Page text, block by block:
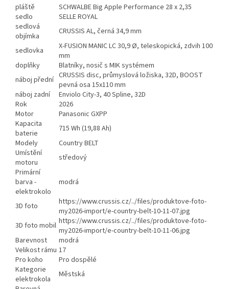
pláště
SCHWALBE Big Apple Performance 28 x 2,35
sedlo
SELLE ROYAL
sedlová
objímka
CRUSSIS AL, černá 34,9 mm
sedlovka
X-FUSION MANIC LC 30,9 Ø, teleskopická, zdvih 100
mm
doplňky
Blatníky, nosič s MIK systémem
náboj přední CRUSSIS disc, průmyslová ložiska, 32D, BOOST
pevná osa 15x110 mm
náboj zadní
Enviolo City-3, 40 Spline, 32D
Rok
2026
Motor
Panasonic GXPP
Kapacita
baterie
715 Wh (19,88 Ah)
Modely
Country BELT
Umístění
motoru
středový
Primární
barva -
elektrokolo
modrá
3D foto
https://www.crussis.cz/../files/produktove-foto-
my2026-import/e-country-belt-10-11-07.jpg
3D foto mobil https://www.crussis.cz/../files/produktove-foto-
my2026-import/e-country-belt-10-11-06.jpg
Barevnost
modrá
Velikost rámu 17
Pro koho
Pro dospělé
Kategorie
elektrokola
Městská